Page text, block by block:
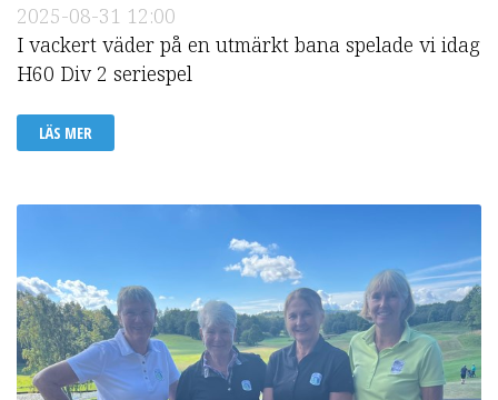
2025-08-31 12:00
I vackert väder på en utmärkt bana spelade vi idag
H60 Div 2 seriespel
LÄS MER